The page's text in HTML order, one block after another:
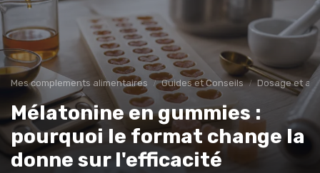
Mes complements alimentaires Guides et Conseils Dosage et
Mélatonine en gummies :
pourquoi le format change la
donne sur l'efficacité